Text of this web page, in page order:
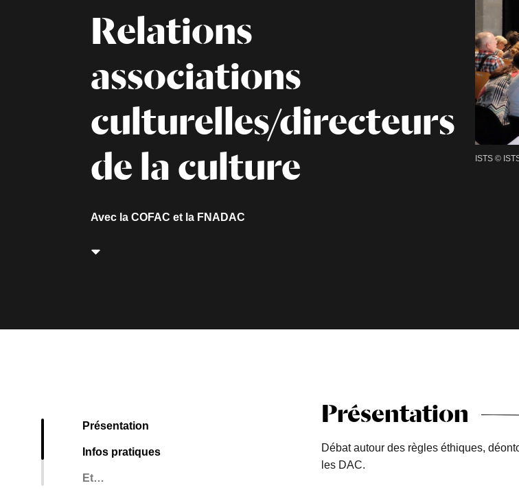
Relations
associations
culturelles/directeurs
de la culture
Avec la COFAC et la FNADAC
ISTS ©
Présentation
Infos pratiques
Et…
Présentation
Débat autour des règles éthiques,
les DAC.